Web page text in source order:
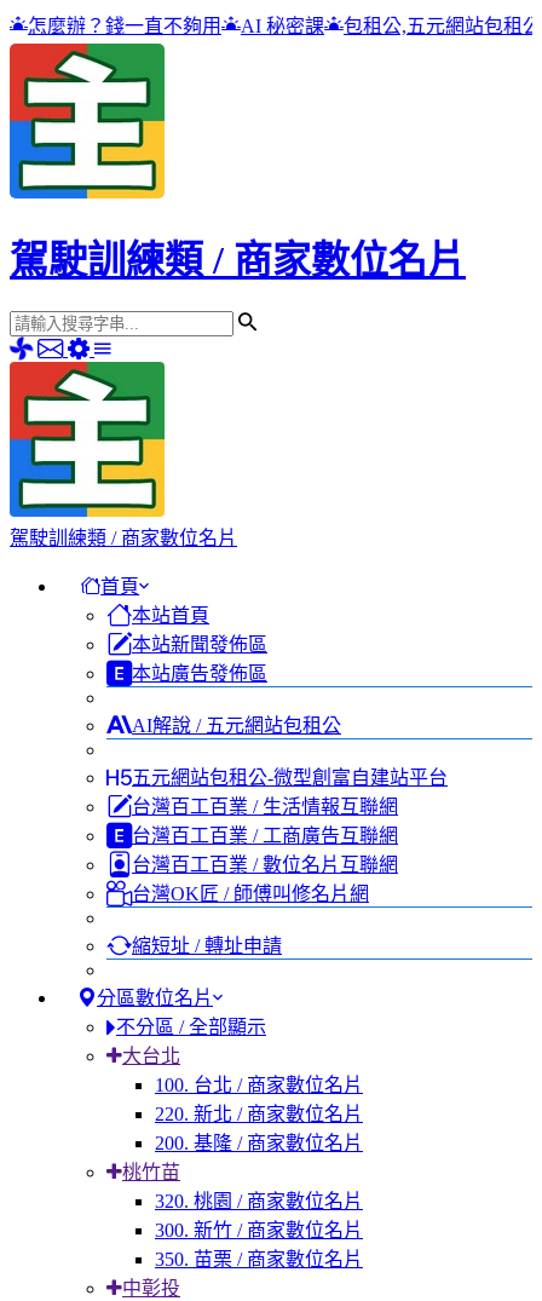
直不夠用 AI 秘密課 包租公,五元網站包租公 高雄吉林街
駕駛訓練類 / 商家數位名片
駕駛訓練類 / 商家數位名片
首頁
本站首頁
本站新聞發佈區
本站廣告發佈區
AI解說 / 五元網站包租公
五元網站包租公-微型創富自建站平台
台灣百工百業 / 生活情報互聯網
台灣百工百業 / 工商廣告互聯網
台灣百工百業 / 數位名片互聯網
台灣OK匠 / 師傅叫修名片網
縮短址 / 轉址申請
分區數位名片
不分區 / 全部顯示
大台北
100. 台北 / 商家數位名片
220. 新北 / 商家數位名片
200. 基隆 / 商家數位名片
桃竹苗
320. 桃園 / 商家數位名片
300. 新竹 / 商家數位名片
350. 苗栗 / 商家數位名片
中彰投